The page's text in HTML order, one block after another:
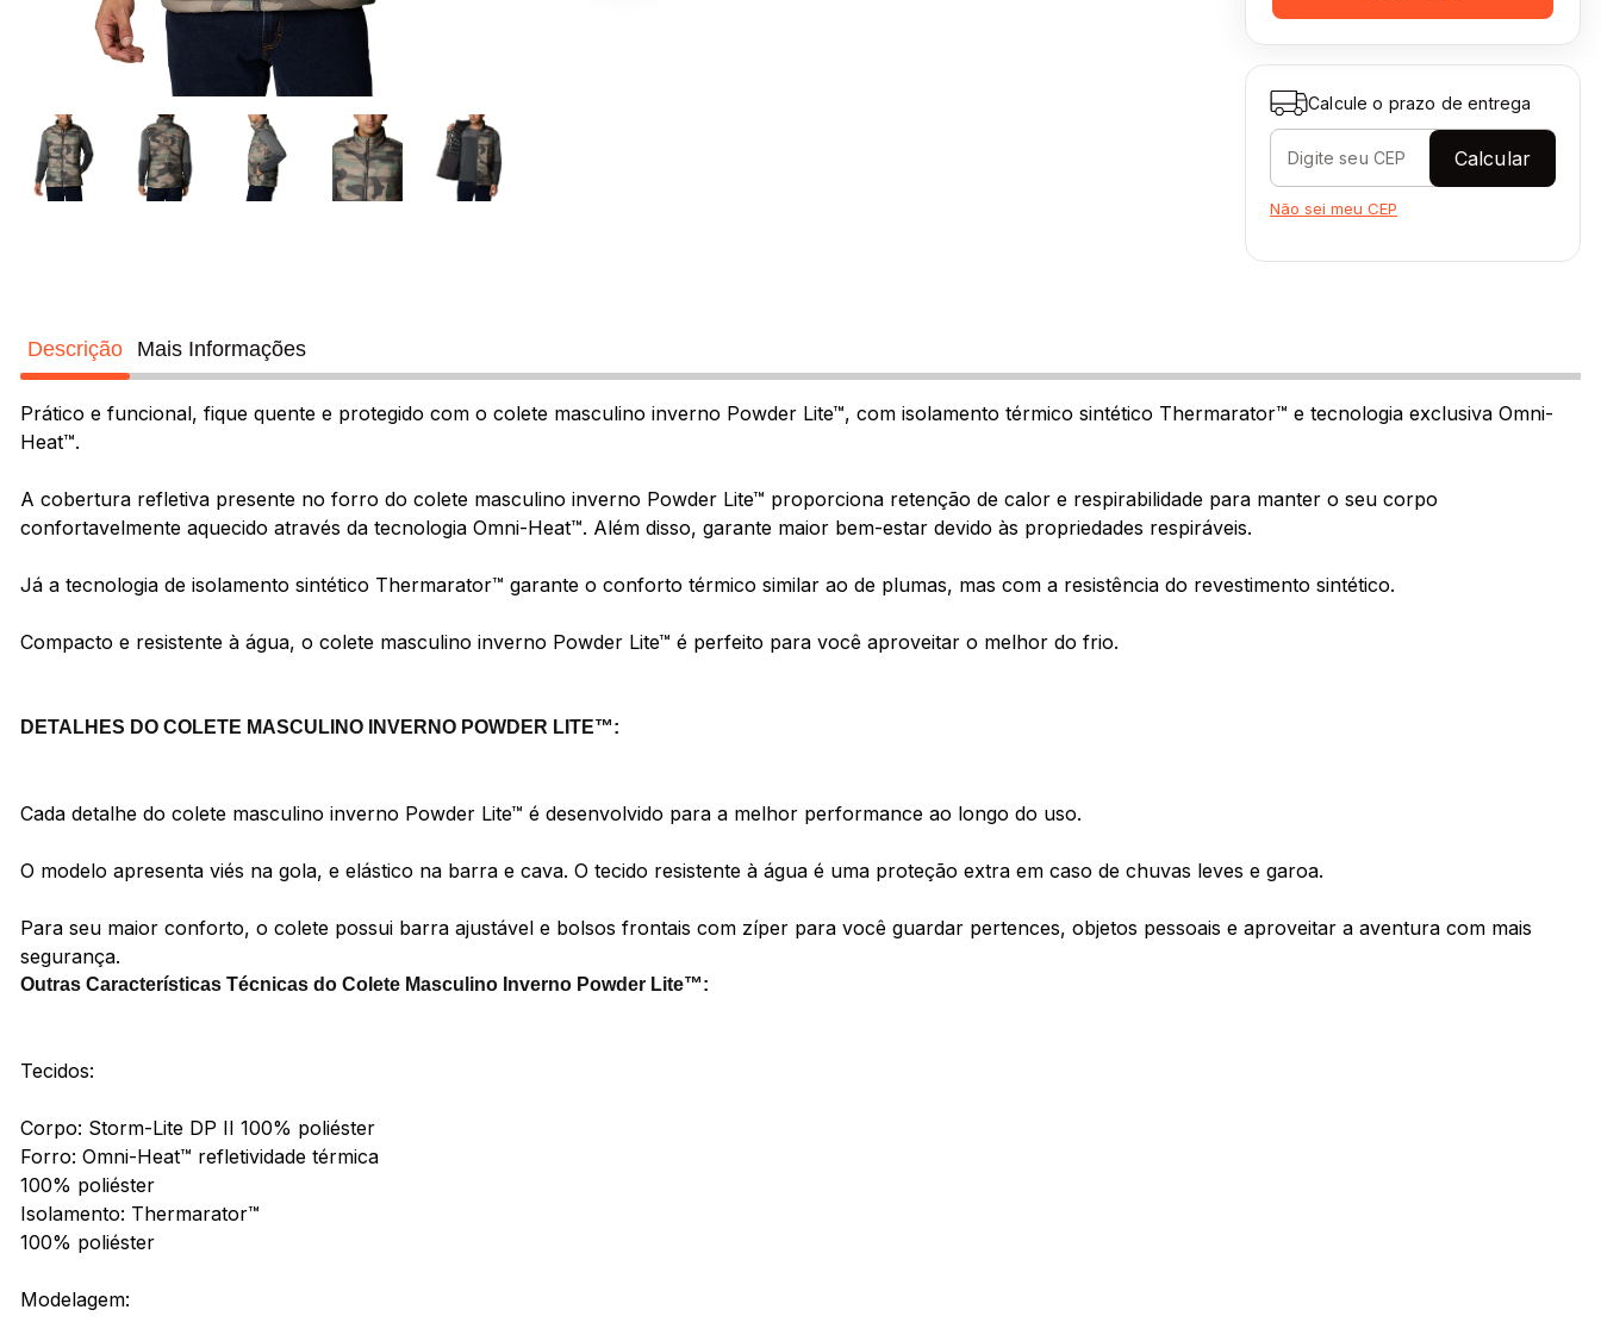
Calcule o prazo de entrega
Calcular
Não sei meu CEP
Descrição Mais Informações
Prático e funcional, fique quente e protegido com o colete masculino inverno Powder Lite™, com isolamento térmico sintético Thermarator™ e tecnologia exclusiva Omni-
Heat™.
A cobertura refletiva presente no forro do colete masculino inverno Powder Lite™ proporciona retenção de calor e respirabilidade para manter o seu corpo
confortavelmente aquecido através da tecnologia Omni-Heat™. Além disso, garante maior bem-estar devido às propriedades respiráveis.
Já a tecnologia de isolamento sintético Thermarator™ garante o conforto térmico similar ao de plumas, mas com a resistência do revestimento sintético.
Compacto e resistente à água, o colete masculino inverno Powder Lite™ é perfeito para você aproveitar o melhor do frio.
DETALHES DO COLETE MASCULINO INVERNO POWDER LITE™:
Cada detalhe do colete masculino inverno Powder Lite™ é desenvolvido para a melhor performance ao longo do uso.
O modelo apresenta viés na gola, e elástico na barra e cava. O tecido resistente à água é uma proteção extra em caso de chuvas leves e garoa.
Para seu maior conforto, o colete possui barra ajustável e bolsos frontais com zíper para você guardar pertences, objetos pessoais e aproveitar a aventura com mais
segurança.
Outras Características Técnicas do Colete Masculino Inverno Powder Lite™:
Tecidos:
Corpo: Storm-Lite DP II 100% poliéster
Forro: Omni-Heat™ refletividade térmica
100% poliéster
Isolamento: Thermarator™
100% poliéster
Modelagem: